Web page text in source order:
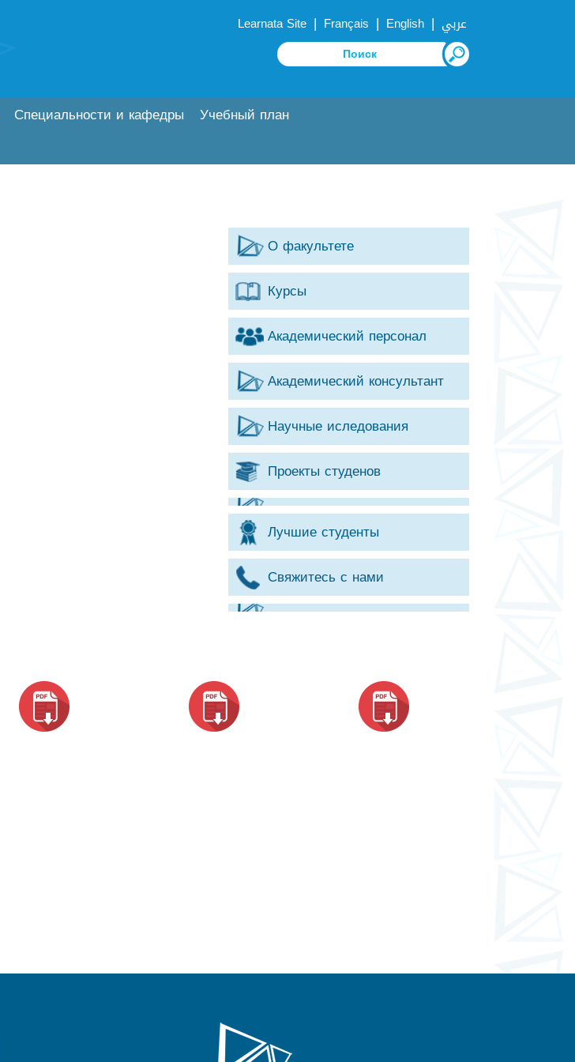
Learnata Site | Français | English | عربي
Специальности и кафедры
Учебный план
О факультете
Курсы
Академический персонал
Академический консультант
Научные иследования
Проекты студенов
Лучшие студенты
Свяжитесь с нами